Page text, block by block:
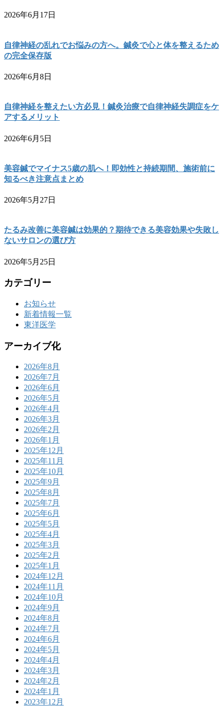
2026年6月17日
自律神経の乱れでお悩みの方へ。鍼灸で心と体を整えるため
の完全保存版
2026年6月8日
自律神経を整えたい方必見！鍼灸治療で自律神経失調症をケ
アするメリット
2026年6月5日
美容鍼でマイナス5歳の肌へ！即効性と持続期間、施術前に
知るべき注意点まとめ
2026年5月27日
たるみ改善に美容鍼は効果的？期待できる美容効果や失敗し
ないサロンの選び方
2026年5月25日
カテゴリー
お知らせ
新着情報一覧
東洋医学
アーカイブ化
2026年8月
2026年7月
2026年6月
2026年5月
2026年4月
2026年3月
2026年2月
2026年1月
2025年12月
2025年11月
2025年10月
2025年9月
2025年8月
2025年7月
2025年6月
2025年5月
2025年4月
2025年3月
2025年2月
2025年1月
2024年12月
2024年11月
2024年10月
2024年9月
2024年8月
2024年7月
2024年6月
2024年5月
2024年4月
2024年3月
2024年2月
2024年1月
2023年12月